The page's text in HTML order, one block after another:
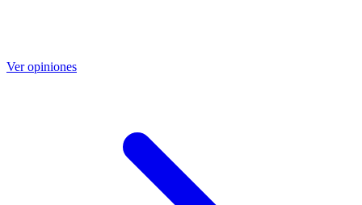
Ver opiniones